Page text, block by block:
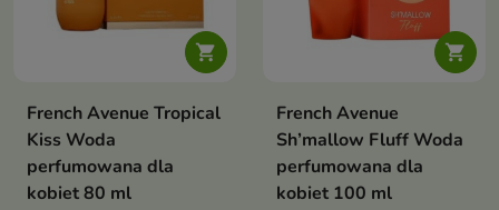

French Avenue Tropical
Kiss Woda
perfumowana dla
kobiet 80 ml

French Avenue
Sh’mallow Fluff Woda
perfumowana dla
kobiet 100 ml